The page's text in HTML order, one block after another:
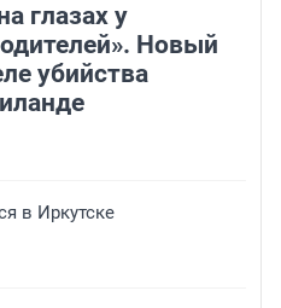
глазах у
Новый
убийства
в Иркутске